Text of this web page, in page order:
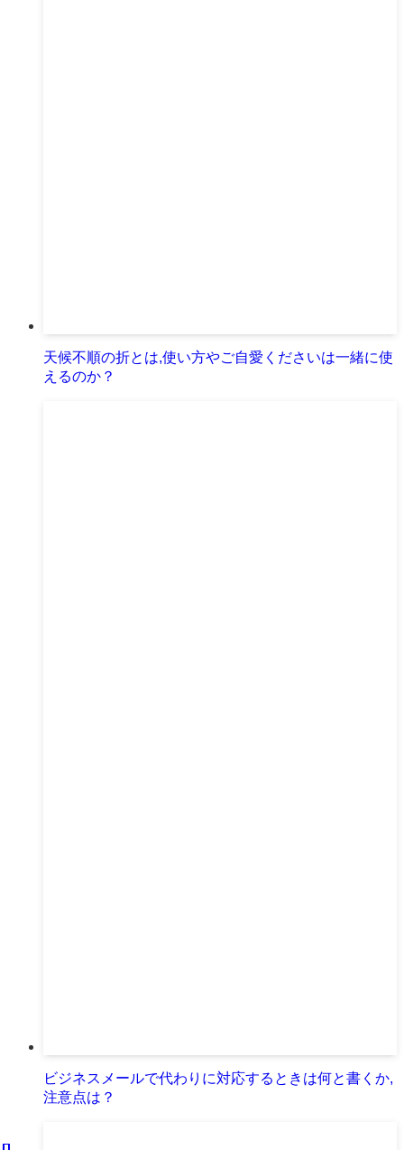
天候不順の折とは,使い方やご自愛くださいは一緒に使
えるのか？
ビジネスメールで代わりに対応するときは何と書くか,
注意点は？